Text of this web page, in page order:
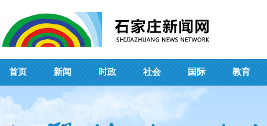
首页 新闻 时政 社会 国际 教育